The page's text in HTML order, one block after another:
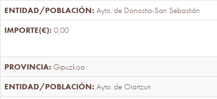
Ayto. de Donostia-San Sebastián
0,00
Gipuzkoa
Ayto. de Oiartzun